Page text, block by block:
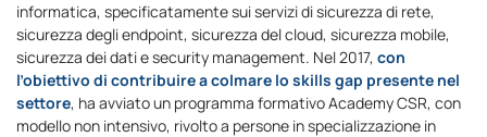
informatica, specificatamente sui servizi di sicurezza di rete,
sicurezza degli endpoint, sicurezza del cloud, sicurezza mobile,
sicurezza dei dati e security management. Nel 2017, con
l’obiettivo di contribuire a colmare lo skills gap presente nel
settore, ha avviato un programma formativo Academy CSR, con
modello non intensivo, rivolto a persone in specializzazione in